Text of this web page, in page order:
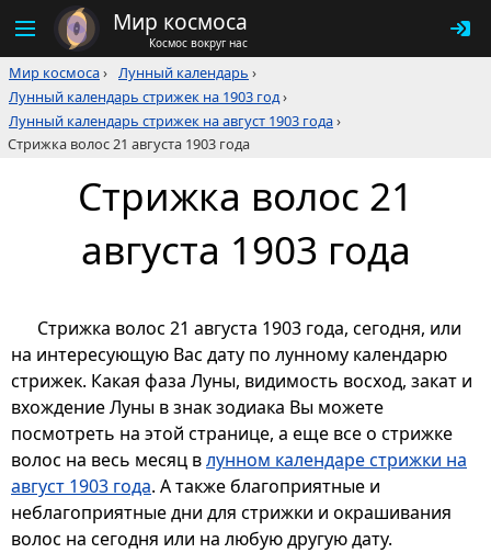
Мир космоса
Космос вокруг нас
Мир космоса› Лунный календарь ›
Лунный календарь стрижек на 1903 год›
Лунный календарь стрижек на август 1903 года›
Стрижка волос 21 августа 1903 года
Стрижка волос 21
августа 1903 года
Стрижка волос 21 августа 1903 года, сегодня, или
на интересующую Вас дату по лунному календарю
стрижек. Какая фаза Луны, видимость восход, закат и
вхождение Луны в знак зодиака Вы можете
посмотреть на этой странице, а еще все о стрижке
волос на весь месяц влунном календаре стрижки на
август 1903 года. А также благоприятные и
неблагоприятные дни для стрижки и окрашивания
волос на сегодня или на любую другую дату.